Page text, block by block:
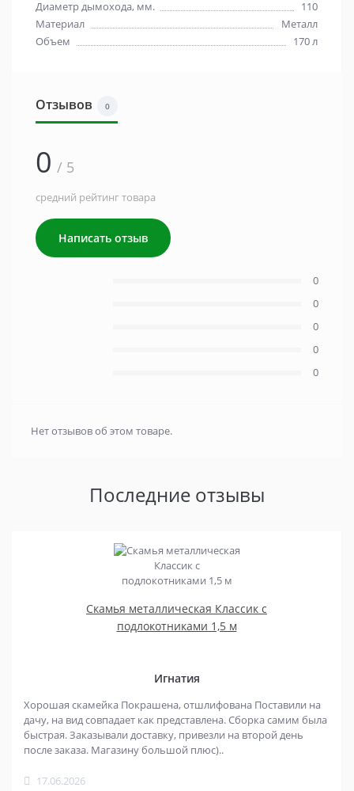
Диаметр дымохода, мм.
110
Материал
Металл
Объем
170 л
Отзывов 0
0 / 5
средний рейтинг товара
Написать отзыв
0
0
0
0
0
Нет отзывов об этом товаре.
Последние отзывы
Скамья металлическая Классик с
подлокотниками 1,5 м
Игнатия
Хорошая скамейка Покрашена, отшлифована Поставили на
дачу, на вид совпадает как представлена. Сборка самим была
быстрая. Заказывали доставку, привезли на второй день
после заказа. Магазину большой плюс)..
17.06.2026